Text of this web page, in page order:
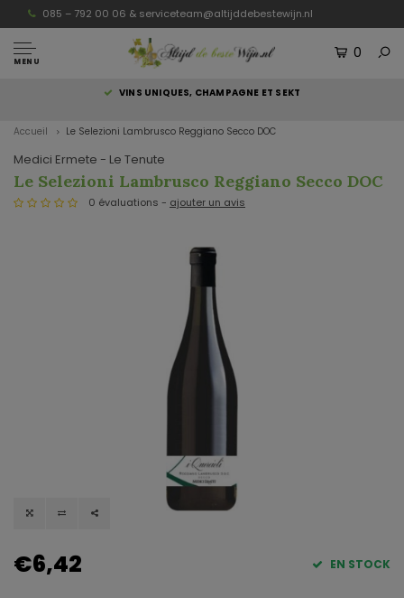
085 – 792 00 06 & serviceteam@altijddebestewijn.nl
MENU
0
VINS UNIQUES, CHAMPAGNE ET SEKT
Accueil Le Selezioni Lambrusco Reggiano Secco DOC
Medici Ermete - Le Tenute
Le Selezioni Lambrusco Reggiano Secco DOC
0 évaluations - ajouter un avis
€6,42 EN STOCK